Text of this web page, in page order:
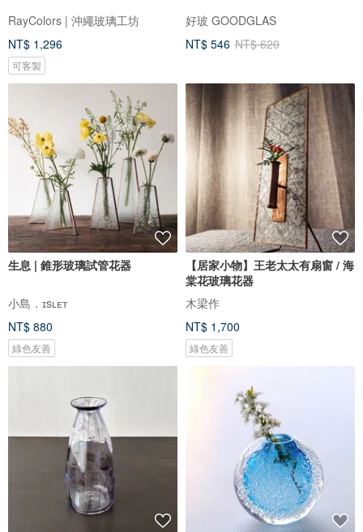
RayColors | 沖繩玻璃工坊
NT$ 1,296
可客製
好玻 GOODGLAS
NT$ 546 NT$ 620
生息 | 錐形玻璃試管花器
小島．ɪsʟᴇᴛ
NT$ 880
綠色友善
【居家小物】王老太太有扇窗 / 海
棠花玻璃花器
木梁作
NT$ 1,700
綠色友善